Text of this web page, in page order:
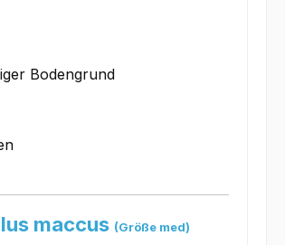
Bodengrund
maccus (Größe med)